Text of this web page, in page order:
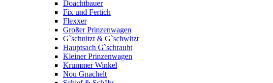
Doachtbauer
Fix und Fertich
Flexxer
Großer Prinzenwagen
Gˋschnitzt & Gˋschwitzt
Hauptsach G`schraubt
Kleiner Prinzenwagen
Krummer Winkel
Nou Gnachelt